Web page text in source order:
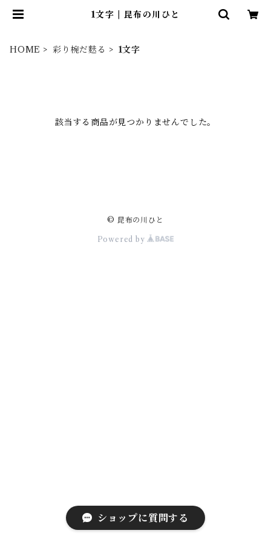
1文字 | 昆布の川ひと
HOME 彩り椀だ麩る 1文字
該当する商品が見つかりませんでした。
© 昆布の川ひと
Powered by
ショップに質問する